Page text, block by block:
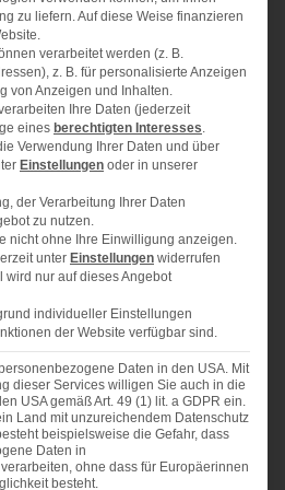
zu liefern. Auf diese Weise finanzieren
verarbeitet werden (z. B.
z. B. für personalisierte Anzeigen
von Anzeigen und Inhalten.
Ihre Daten (jederzeit
eines berechtigten Interesses.
Verwendung Ihrer Daten und über
Einstellungen oder in unserer
der Verarbeitung Ihrer Daten
zu nutzen.
nicht ohne Ihre Einwilligung anzeigen.
unter Einstellungen widerrufen
wird nur auf dieses Angebot
individueller Einstellungen
der Website verfügbar sind.
Daten in den USA. Mit
dieser Services willigen Sie auch in die
USA gemäß Art. 49 (1) lit. a GDPR ein.
Land mit unzureichendem Datenschutz
beispielsweise die Gefahr, dass
Daten in
ohne dass für Europäerinnen
besteht.